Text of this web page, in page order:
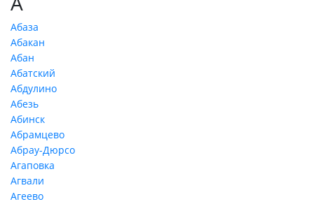
Абаза
Абакан
Абан
Абатский
Абдулино
Абезь
Абинск
Абрамцево
Абрау-Дюрсо
Агаповка
Агвали
Агеево